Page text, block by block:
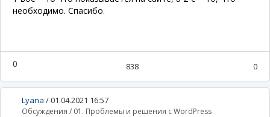
необходимо. Спасибо.
0 838 0
Lyana /01.04.2021 16:57
Обсуждения / 01. Проблемы и решения с WordPress